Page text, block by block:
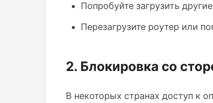
Попробуйте загрузить
Перезагрузите роутер или
2. Блокировка со
В некоторых странах доступ к